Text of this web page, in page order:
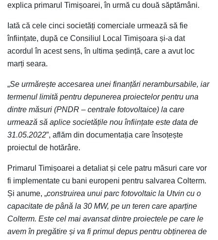
explica primarul Timișoarei, în urmă cu două săptămâni.
Iată că cele cinci societăți comerciale urmează să fie
înființate, după ce Consiliul Local Timișoara și-a dat
acordul în acest sens, în ultima ședință, care a avut loc
marți seara.
„Se urmărește accesarea unei finanțări nerambursabile, iar
termenul limită pentru depunerea proiectelor pentru una
dintre măsuri (PNDR – centrale fotovoltaice) la care
urmează să aplice societățile nou înființate este data de
31.05.2022”, aflăm din documentația care însoțește
proiectul de hotărâre.
Primarul Timișoarei a detaliat și cele patru măsuri care vor
fi implementate cu bani europeni pentru salvarea Colterm.
Și anume, „construirea unui parc fotovoltaic la Utvin cu o
capacitate de până la 30 MW, pe un teren care aparține
Colterm. Este cel mai avansat dintre proiectele pe care le
avem în pregătire și va fi primul depus pentru obținerea de